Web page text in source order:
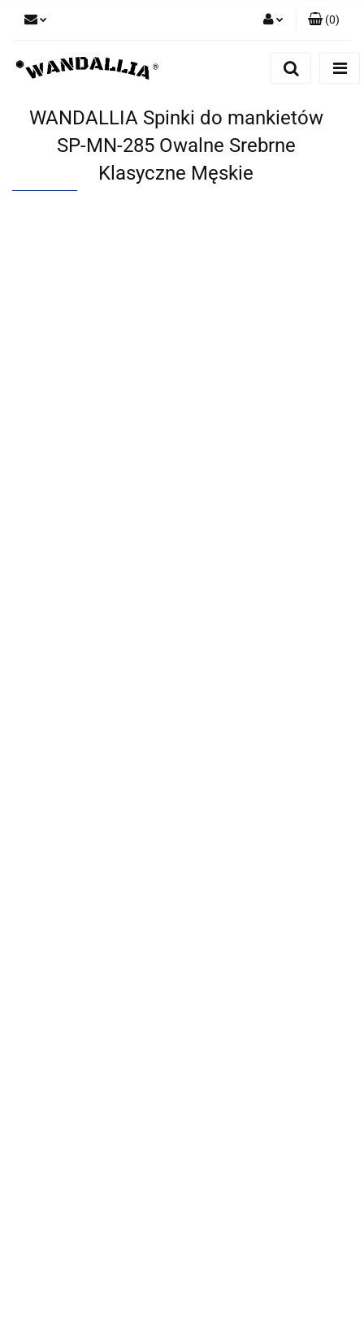
Dodaj zgłoszenie
(0)
WANDALLIA Spinki do mankietów
SP-MN-285 Owalne Srebrne
Klasyczne Męskie